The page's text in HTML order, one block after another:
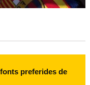
preferides de